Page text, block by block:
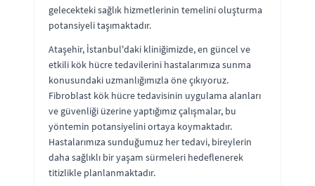
gelecekteki sağlık hizmetlerinin temelini oluşturma
potansiyeli taşımaktadır.
Ataşehir, İstanbul'daki kliniğimizde, en güncel ve
etkili kök hücre tedavilerini hastalarımıza sunma
konusundaki uzmanlığımızla öne çıkıyoruz.
Fibroblast kök hücre tedavisinin uygulama alanları
ve güvenliği üzerine yaptığımız çalışmalar, bu
yöntemin potansiyelini ortaya koymaktadır.
Hastalarımıza sunduğumuz her tedavi, bireylerin
daha sağlıklı bir yaşam sürmeleri hedeflenerek
titizlikle planlanmaktadır.